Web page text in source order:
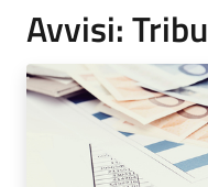
Avvisi: